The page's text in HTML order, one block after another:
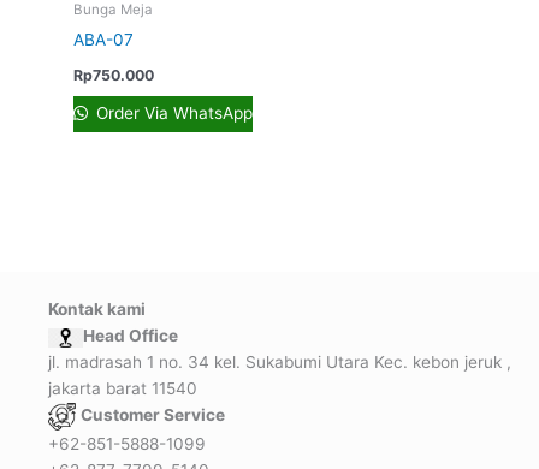
Bunga Meja
ABA-07
Rp750.000
Order Via WhatsApp
Kontak kami
Head Office
jl. madrasah 1 no. 34 kel. Sukabumi Utara Kec. kebon jeruk ,
jakarta barat 11540
Customer Service
+62-851-5888-1099